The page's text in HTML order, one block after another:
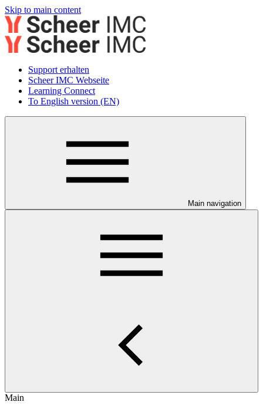
Skip to main content
Support erhalten
Scheer IMC Webseite
Learning Connect
To English version (EN)
Main navigation
Main